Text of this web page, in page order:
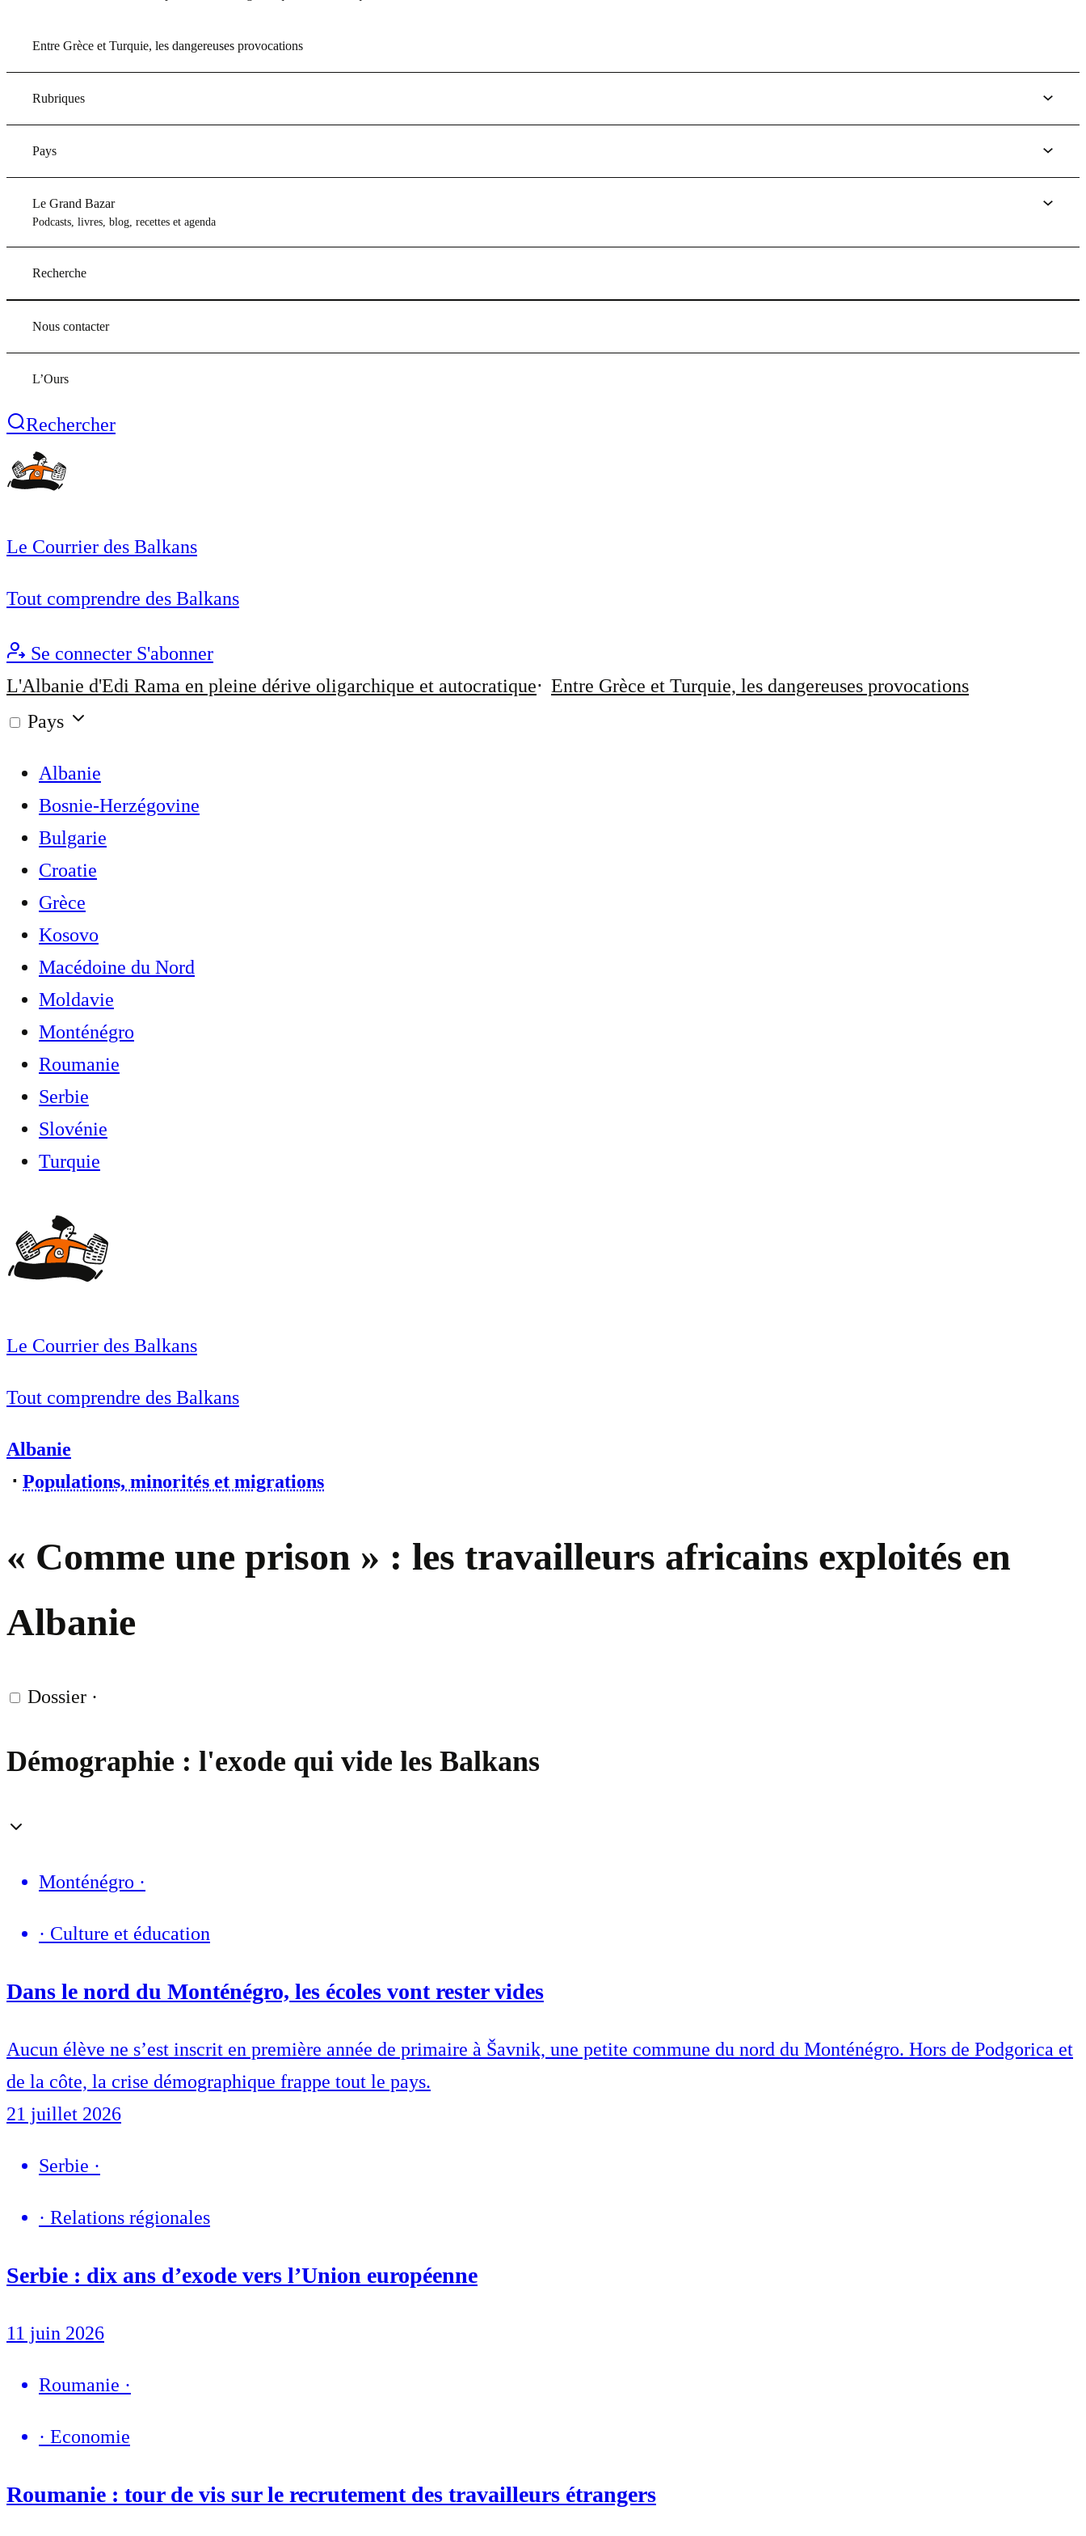
Entre Grèce et Turquie, les dangereuses provocations
Rubriques
Pays
Le Grand Bazar
Podcasts, livres, blog, recettes et agenda
Recherche
Nous contacter
L’Ours
Rechercher
Le Courrier des Balkans
Tout comprendre des Balkans
Se connecter S'abonner
L'Albanie d'Edi Rama en pleine dérive oligarchique et autocratique
Entre Grèce et Turquie, les dangereuses provocations
Pays
Albanie
Bosnie-Herzégovine
Bulgarie
Croatie
Grèce
Kosovo
Macédoine du Nord
Moldavie
Monténégro
Roumanie
Serbie
Slovénie
Turquie
Le Courrier des Balkans
Tout comprendre des Balkans
Albanie
⋅ Populations, minorités et migrations
« Comme une prison » : les travailleurs africains exploités en
Albanie
Dossier ·
Démographie : l'exode qui vide les Balkans
Monténégro ·
· Culture et éducation
Dans le nord du Monténégro, les écoles vont rester vides
Aucun élève ne s’est inscrit en première année de primaire à Šavnik, une petite commune du nord du Monténégro. Hors de Podgorica et
de la côte, la crise démographique frappe tout le pays.
21 juillet 2026
Serbie ·
· Relations régionales
Serbie : dix ans d’exode vers l’Union européenne
11 juin 2026
Roumanie ·
· Economie
Roumanie : tour de vis sur le recrutement des travailleurs étrangers